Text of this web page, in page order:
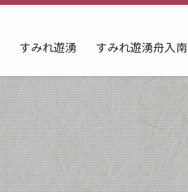
すみれ遊湧 すみれ遊湧舟入南